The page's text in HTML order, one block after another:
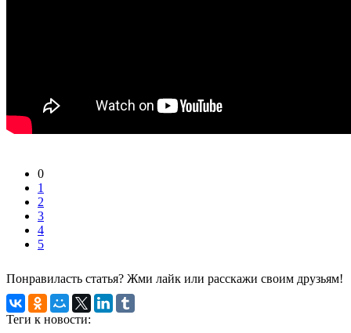
0
1
2
3
4
5
Понравиласть статья? Жми лайк или расскажи своим друзьям!
Теги к новости: